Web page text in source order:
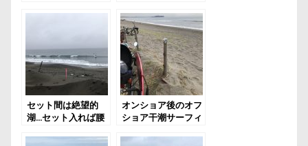
セット間は絶望的
湖…セット入れば腰
オンショア後のオフ
ショア干潮サーフィ